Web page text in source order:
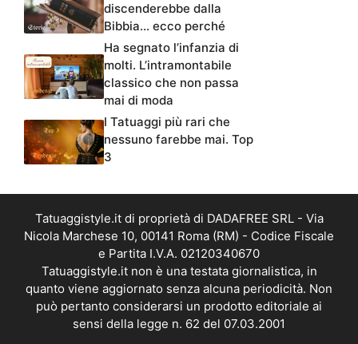
discenderebbe dalla
Bibbia… ecco perché
Ha segnato l’infanzia di
molti. L’intramontabile
classico che non passa
mai di moda
I Tatuaggi più rari che
nessuno farebbe mai. Top
3
Tatuaggistyle.it di proprietà di DADAFREE SRL - Via
Nicola Marchese 10, 00141 Roma (RM) - Codice Fiscale
e Partita I.V.A. 02120340670
Tatuaggistyle.it non è una testata giornalistica, in
quanto viene aggiornato senza alcuna periodicità. Non
può pertanto considerarsi un prodotto editoriale ai
sensi della legge n. 62 del 07.03.2001